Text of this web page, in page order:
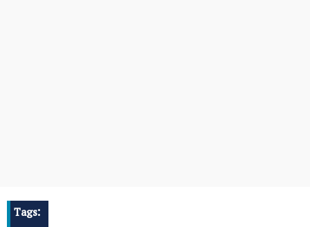
Tags: